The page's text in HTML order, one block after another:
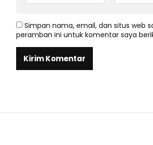
Simpan nama, email, dan situs web
peramban ini untuk komentar saya